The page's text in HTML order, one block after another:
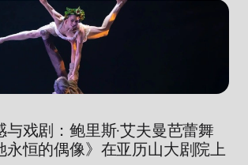
戏剧：鲍里斯·艾夫曼芭蕾舞
永恒的偶像》在亚历山大剧院上